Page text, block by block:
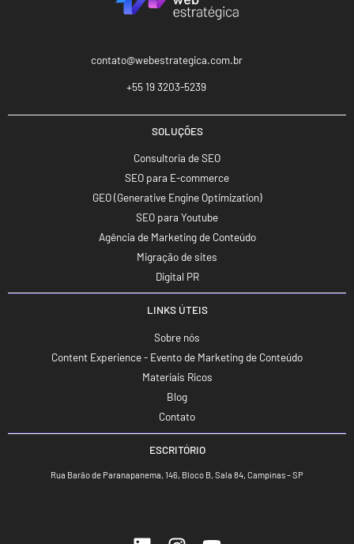
contato@webestrategica.com.br
+55 19 3203-5239
SOLUÇÕES
Consultoria de SEO
SEO para E-commerce
GEO (Generative Engine Optimization)
SEO para Youtube
Agência de Marketing de Conteúdo
Migração de sites
Digital PR
LINKS ÚTEIS
Sobre nós
Content Experience - Evento de Marketing de Conteúdo
Materiais Ricos
Blog
Contato
ESCRITÓRIO
Rua Barão de Paranapanema, 146, Bloco B, Sala 84, Campinas – SP